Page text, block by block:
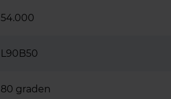
54.000
L90B50
80 graden